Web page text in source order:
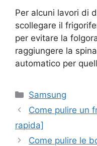
Per alcuni lavori di
scollegare il
per evitare la
raggiungere la
automatico per
Categorie
Samsung
Navigazione
articolo
Come pulire un
rapida]
Come pulire le